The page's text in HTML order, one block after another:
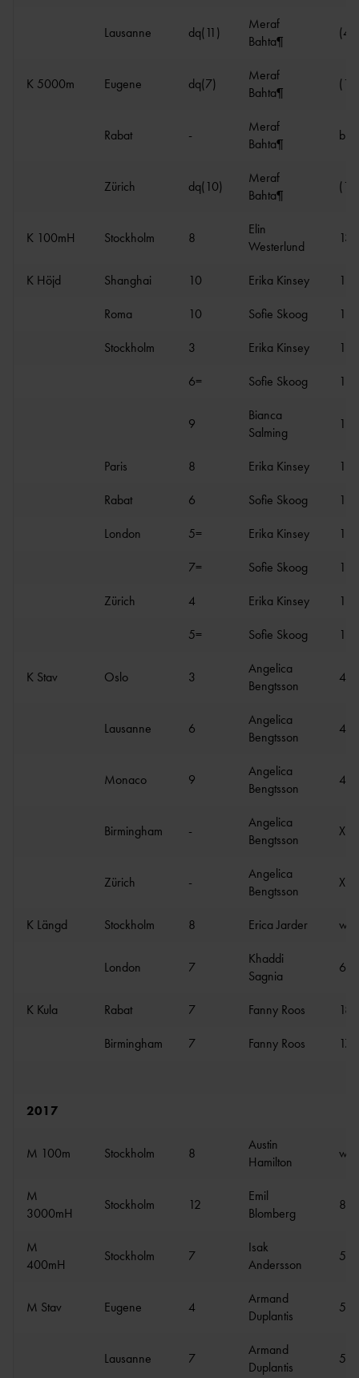
Lausanne dq(11)
Meraf
Bahta¶
K 5000m Eugene dq(7)
Meraf
Bahta¶
Rabat -
Meraf
Bahta¶
bröt
Zürich dq(10)
Meraf
Bahta¶
K 100mH Stockholm 8
Elin
Westerlund
K Höjd Shanghai 10 Erika Kinsey
Roma
10 Sofie Skoog
Stockholm
3 Erika Kinsey
6=
Sofie Skoog
9
Bianca
Salming
Paris 8 Erika Kinsey
Rabat
6 Sofie Skoog
London
5= Erika Kinsey
7=
Sofie Skoog
Zürich
4 Erika Kinsey
5=
Sofie Skoog
K Stav Oslo 3
Angelica
Bengtsson
Lausanne 6
Angelica
Bengtsson
Monaco 9
Angelica
Bengtsson
Birmingham -
Angelica
Bengtsson
X
Zürich -
Angelica
Bengtsson
X
K Längd Stockholm 8 Erica Jarder w
London 7
Khaddi
Sagnia
K Kula Rabat 7 Fanny Roos
Birmingham
7 Fanny Roos
2017
M 100m Stockholm 8
Austin
Hamilton
w
M
3000mH
Stockholm 12
Emil
Blomberg
M
400mH
Stockholm 7
Isak
Andersson
M Stav Eugene 4
Armand
Duplantis
Lausanne 7
Armand
Duplantis